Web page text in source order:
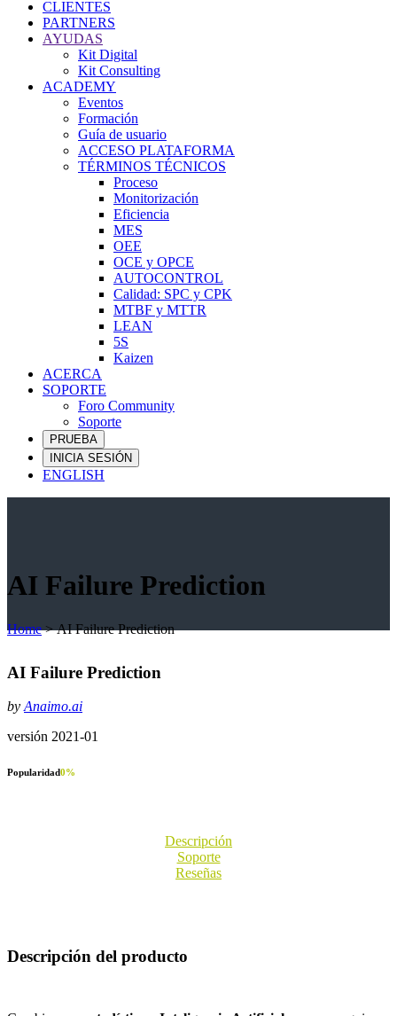
CLIENTES
PARTNERS
AYUDAS
Kit Digital
Kit Consulting
ACADEMY
Eventos
Formación
Guía de usuario
ACCESO PLATAFORMA
TÉRMINOS TÉCNICOS
Proceso
Monitorización
Eficiencia
MES
OEE
OCE y OPCE
AUTOCONTROL
Calidad: SPC y CPK
MTBF y MTTR
LEAN
5S
Kaizen
ACERCA
SOPORTE
Foro Community
Soporte
PRUEBA
INICIA SESIÓN
ENGLISH
AI Failure Prediction
Home>AI Failure Prediction
AI Failure Prediction
byAnaimo.ai
versión 2021-01
Popularidad0%
Descripción
Soporte
Reseñas
Descripción del producto